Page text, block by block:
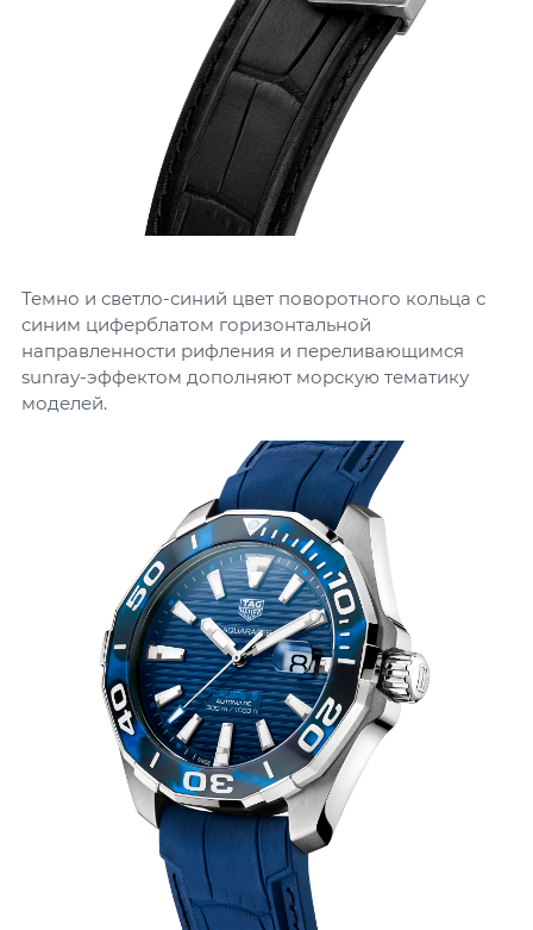
Темно и светло-синий цвет поворотного кольца с
синим циферблатом горизонтальной
направленности рифления и переливающимся
sunray-эффектом дополняют морскую тематику
моделей.